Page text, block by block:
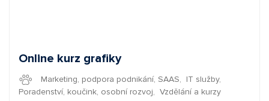
Online kurz grafiky
Marketing, podpora podnikání, SAAS, IT služby,
Poradenství, koučink, osobní rozvoj, Vzdělání a kurzy